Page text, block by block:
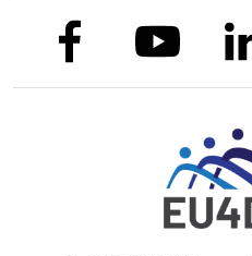
link to facebooklink to